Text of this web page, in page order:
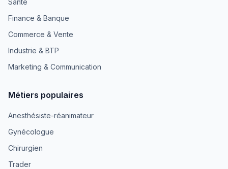
Santé
Finance & Banque
Commerce & Vente
Industrie & BTP
Marketing & Communication
Métiers populaires
Anesthésiste-réanimateur
Gynécologue
Chirurgien
Trader